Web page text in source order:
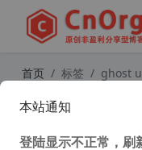
首页 标签 ghost
2
本站通知
登陆显示不正常，刷